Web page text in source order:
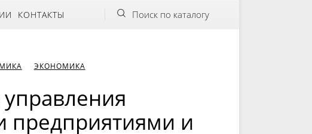
КОНТАКТЫ Поиск по каталогу
ЭКОНОМИКА
предприятиями и